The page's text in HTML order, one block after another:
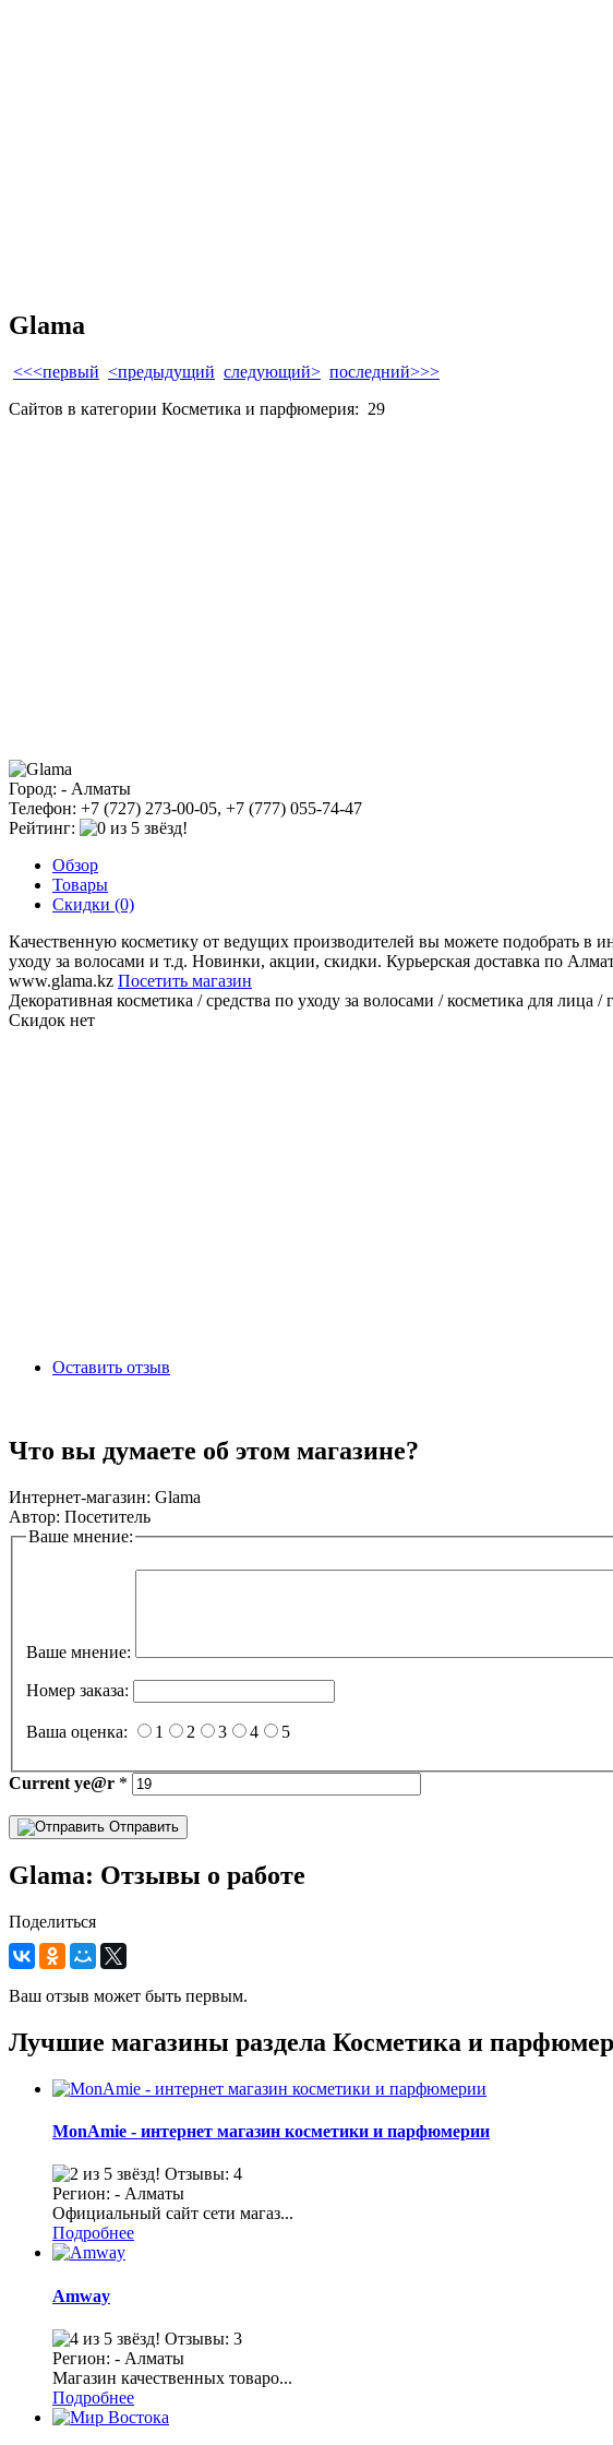
Glama
<<<первый <предыдущий следующий> последний>>>
Сайтов в категории Косметика и парфюмерия: 29
Город: - Алматы
Телефон: +7 (727) 273-00-05, +7 (777) 055-74-47
Рейтинг:
Обзор
Товары
Скидки (0)
Качественную косметику от ведущих производителей вы можете подобрать в
уходу за волосами и т.д. Новинки, акции, скидки. Курьерская доставка по
www.glama.kz Посетить магазин
Декоративная косметика / средства по уходу за волосами / косметика для лица /
Скидок нет
Оставить отзыв
Что вы думаете об этом магазине?
Интернет-магазин: Glama
Автор: Посетитель
Ваше мнение:
Ваше мнение:
Номер заказа:
Ваша оценка: 1 2 3 4 5
Current ye@r *
Отправить
Glama: Отзывы о работе
Поделиться
Ваш отзыв может быть первым.
Лучшие магазины раздела Косметика и
MonAmie - интернет магазин косметики и парфюмерии
Отзывы: 4
Регион: - Алматы
Официальный сайт сети магаз...
Подробнее
Amway
Отзывы: 3
Регион: - Алматы
Магазин качественных товаро...
Подробнее